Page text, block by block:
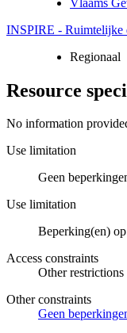
INSPIRE - Ruimtelijke
Regionaal
Resource
No information
Use limitation
Geen
Use limitation
Beperking(en)
Access constraints
Other restrictions
Other constraints
Geen